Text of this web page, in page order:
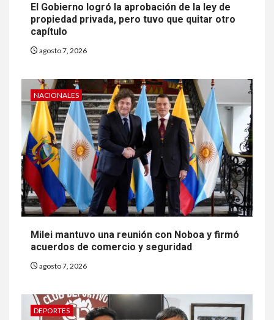
El Gobierno logró la aprobación de la ley de
propiedad privada, pero tuvo que quitar otro
capítulo
agosto 7, 2026
NACIONALES
Milei mantuvo una reunión con Noboa y firmó
acuerdos de comercio y seguridad
agosto 7, 2026
DEPORTES